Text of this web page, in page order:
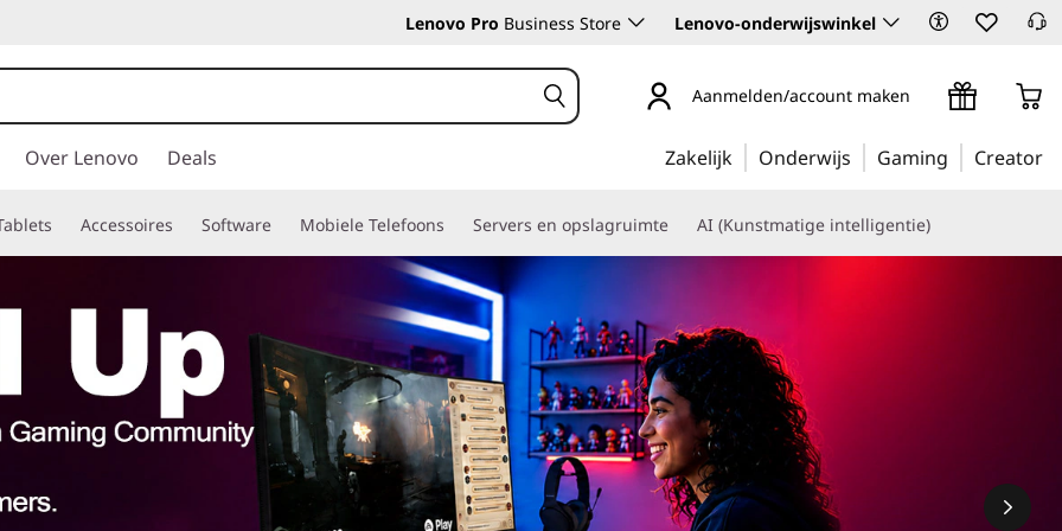
Lenovo Pro Business Store Lenovo-onderwijswinkel
Aanmelden/account maken
Over Lenovo Deals Zakelijk Onderwijs Gaming Creator
Accessoires Software Mobiele Telefoons Servers en opslagruimte AI (Kunstmatige intelligentie)